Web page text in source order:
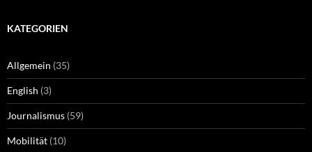
KATEGORIEN
Allgemein (35)
English (3)
Journalismus (59)
Mobilität (10)